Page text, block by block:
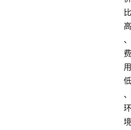
比
高
、
费
用
低
、
环
境